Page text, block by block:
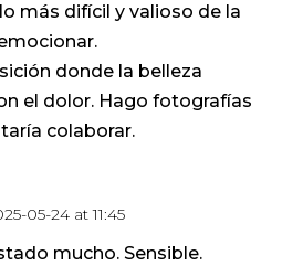
más difícil y valioso de la
donde la belleza
el dolor. Hago fotografías
colaborar.
05-24 at 11:45
mucho. Sensible.